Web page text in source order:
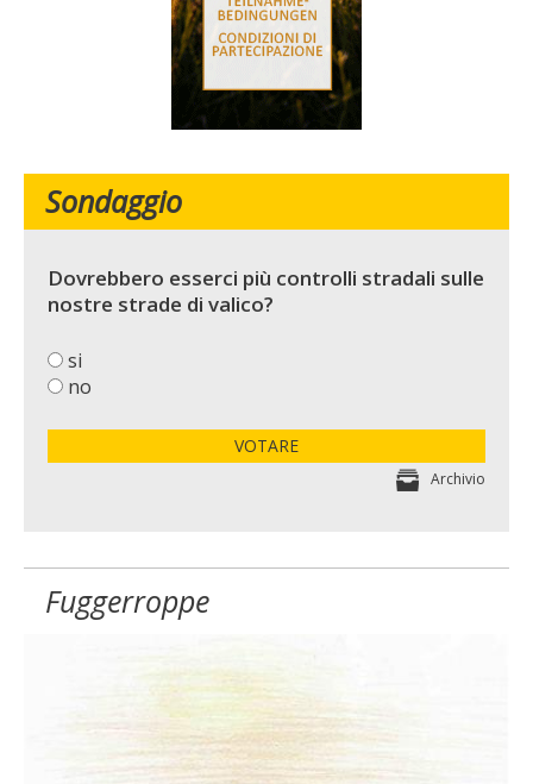
Sondaggio
Dovrebbero esserci più controlli stradali sulle
nostre strade di valico?
si
no
VOTARE
Archivio
Fuggerroppe